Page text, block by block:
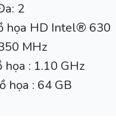
2
họa HD Intel® 630
MHz
: 1.10 GHz
họa : 64 GB